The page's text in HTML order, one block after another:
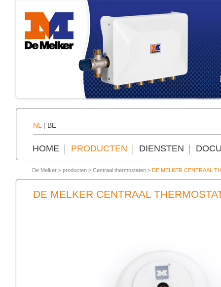
NL | BE
HOME PRODUCTEN DIENSTEN
De Melker > producten > Centraal thermostaten > DE MELKER CENTRAAL
DE MELKER CENTRAAL